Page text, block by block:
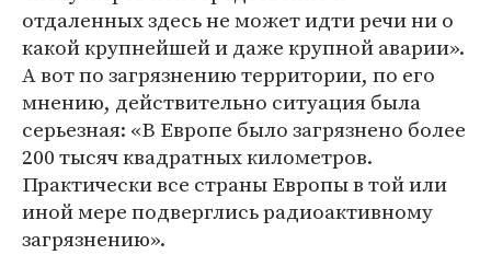
отдаленных здесь не может идти речи ни о
какой крупнейшей и даже крупной аварии».
А вот по загрязнению территории, по его
мнению, действительно ситуация была
серьезная: «В Европе было загрязнено более
200 тысяч квадратных километров.
Практически все страны Европы в той или
иной мере подверглись радиоактивному
загрязнению».